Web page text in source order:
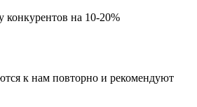
на 10-20%
к нам повторно и рекомендуют